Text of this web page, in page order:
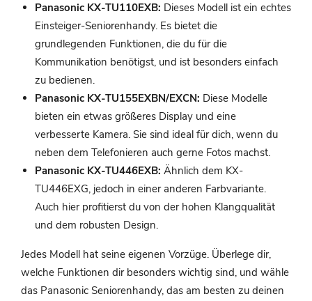
Panasonic KX-TU110EXB: Dieses Modell ist ein echtes
Einsteiger-Seniorenhandy. Es bietet die
grundlegenden Funktionen, die du für die
Kommunikation benötigst, und ist besonders einfach
zu bedienen.
Panasonic KX-TU155EXBN/EXCN: Diese Modelle
bieten ein etwas größeres Display und eine
verbesserte Kamera. Sie sind ideal für dich, wenn du
neben dem Telefonieren auch gerne Fotos machst.
Panasonic KX-TU446EXB: Ähnlich dem KX-
TU446EXG, jedoch in einer anderen Farbvariante.
Auch hier profitierst du von der hohen Klangqualität
und dem robusten Design.
Jedes Modell hat seine eigenen Vorzüge. Überlege dir,
welche Funktionen dir besonders wichtig sind, und wähle
das Panasonic Seniorenhandy, das am besten zu deinen